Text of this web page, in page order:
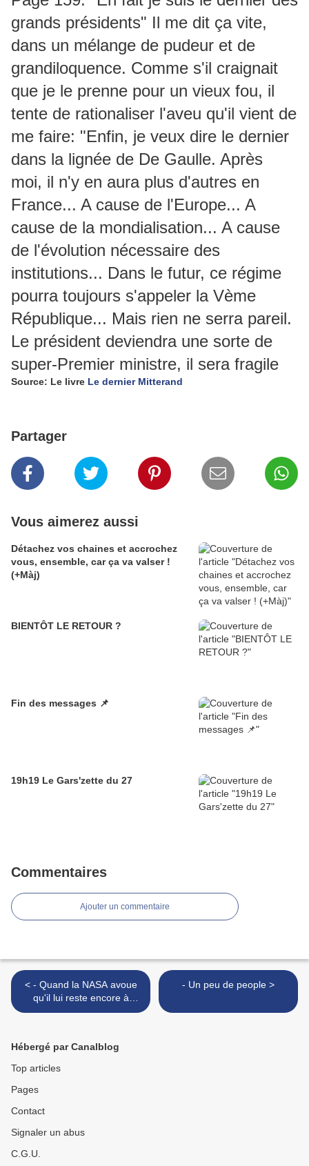
grands présidents" Il me dit ça vite,
dans un mélange de pudeur et de
grandiloquence. Comme s'il craignait
que je le prenne pour un vieux fou, il
tente de rationaliser l'aveu qu'il vient de
me faire: "Enfin, je veux dire le dernier
dans la lignée de De Gaulle. Après
moi, il n'y en aura plus d'autres en
France... A cause de l'Europe... A
cause de la mondialisation... A cause
de l'évolution nécessaire des
institutions... Dans le futur, ce régime
pourra toujours s'appeler la Vème
République... Mais rien ne serra pareil.
Le président deviendra une sorte de
super-Premier ministre, il sera fragile
Source: Le livre Le dernier Mitterand
Partager
Vous aimerez aussi
Détachez vos chaines et accrochez
vous, ensemble, car ça va valser !
(+Màj)
BIENTÔT LE RETOUR ?
Fin des messages 📌
19h19 Le Gars'zette du 27
Commentaires
Ajouter un commentaire
< - Quand la NASA avoue
qu'il lui reste encore à
atteindre la Lune!!! [vidéo]
- Un peu de people >
Hébergé par Canalblog
Top articles
Pages
Contact
Signaler un abus
C.G.U.